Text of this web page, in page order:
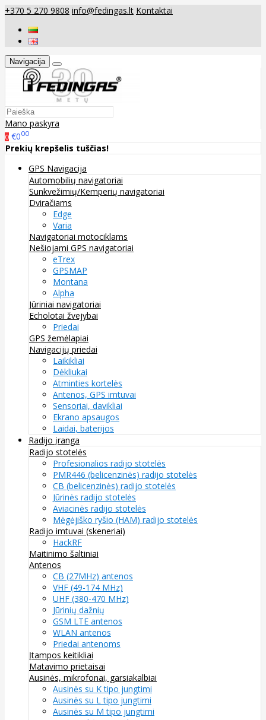
+370 5 270 9808 info@fedingas.lt Kontaktai
Navigacija
Mano paskyra
0 €000
Prekių krepšelis tuščias!
GPS Navigacija
Automobilių navigatoriai
Sunkvežimių/Kemperių navigatoriai
Dviračiams
Edge
Varia
Navigatoriai motociklams
Nešiojami GPS navigatoriai
eTrex
GPSMAP
Montana
Alpha
Jūriniai navigatoriai
Echolotai žvejybai
Priedai
GPS žemėlapiai
Navigacijų priedai
Laikikliai
Dėkliukai
Atminties kortelės
Antenos, GPS imtuvai
Sensoriai, davikliai
Ekrano apsaugos
Laidai, baterijos
Radijo įranga
Radijo stotelės
Profesionalios radijo stotelės
PMR446 (belicenzinės) radijo stotelės
CB (belicenzinės) radijo stotelės
Jūrinės radijo stotelės
Aviacinės radijo stotelės
Mėgėjiško ryšio (HAM) radijo stotelės
Radijo imtuvai (skeneriai)
HackRF
Maitinimo šaltiniai
Antenos
CB (27MHz) antenos
VHF (49-174 MHz)
UHF (380-470 MHz)
Jūrinių dažnių
GSM LTE antenos
WLAN antenos
Priedai antenoms
Įtampos keitikliai
Matavimo prietaisai
Ausinės, mikrofonai, garsiakalbiai
Ausinės su K tipo jungtimi
Ausinės su L tipo jungtimi
Ausinės su M tipo jungtimi